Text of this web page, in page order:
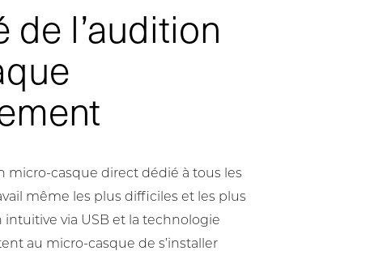
de l’audition
micro-casque direct dédié à tous les
même les plus difficiles et les plus
intuitive via USB et la technologie
au micro-casque de s’installer